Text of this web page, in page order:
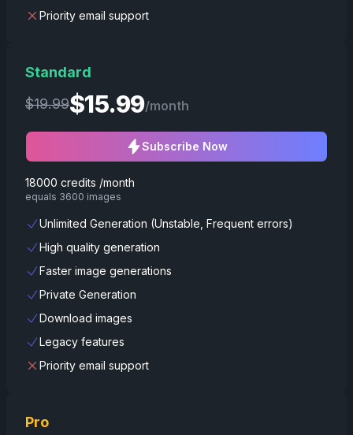
Priority email support
Standard
$19.99$15.99/month
Subscribe Now
18000 credits /month
equals 3600 images
Unlimited Generation (Unstable, Frequent errors)
High quality generation
Faster image generations
Private Generation
Download images
Legacy features
Priority email support
Pro